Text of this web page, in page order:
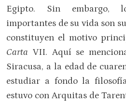
Egipto. Sin embargo,
importantes de su vida son
constituyen el motivo
CartaVII. Aquí se
Siracusa, a la edad de
estudiar a fondo la
estuvo con Arquitas de